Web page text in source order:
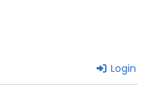
Login